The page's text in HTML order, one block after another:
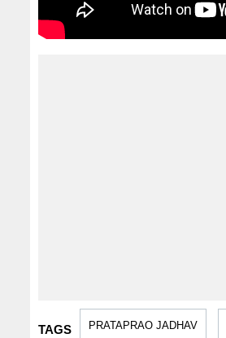
TAGS PRATAPRAO JADHAV